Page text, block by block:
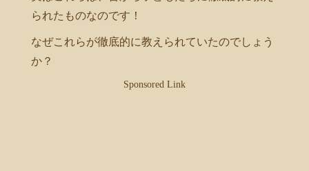
られたものなのです！
なぜこれらが徹底的に教えられていたのでしょう
か？
Sponsored Link